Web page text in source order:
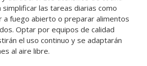
las tareas diarias como
a fuego abierto o preparar alimentos
Optar por equipos de calidad
el uso continuo y se adaptarán
al aire libre.